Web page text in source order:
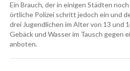
Ein Brauch, der in einigen Städten
örtliche Polizei schritt jedoch ein und
drei Jugendlichen im Alter von 13 und
Gebäck und Wasser im Tausch gegen
anboten.